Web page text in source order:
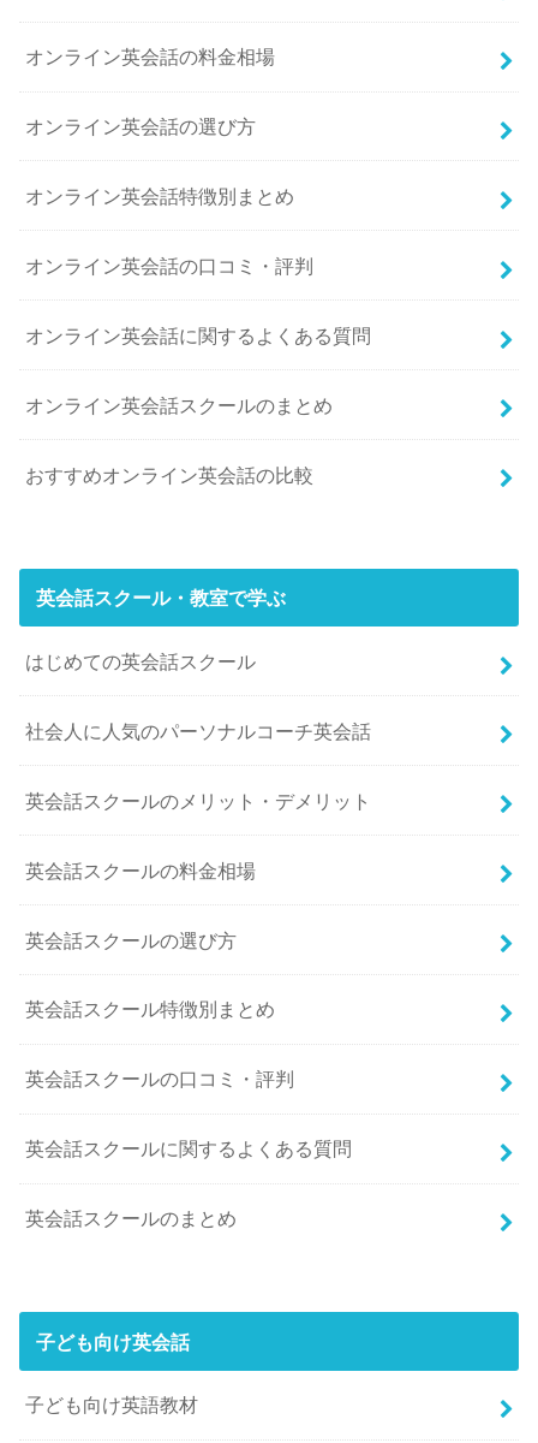
オンライン英会話の料金相場
オンライン英会話の選び方
オンライン英会話特徴別まとめ
オンライン英会話の口コミ・評判
オンライン英会話に関するよくある質問
オンライン英会話スクールのまとめ
おすすめオンライン英会話の比較
英会話スクール・教室で学ぶ
はじめての英会話スクール
社会人に人気のパーソナルコーチ英会話
英会話スクールのメリット・デメリット
英会話スクールの料金相場
英会話スクールの選び方
英会話スクール特徴別まとめ
英会話スクールの口コミ・評判
英会話スクールに関するよくある質問
英会話スクールのまとめ
子ども向け英会話
子ども向け英語教材